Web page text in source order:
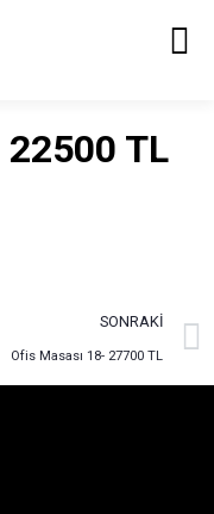
TL
SONRAKI
Ofis Masası 18- 27700 TL